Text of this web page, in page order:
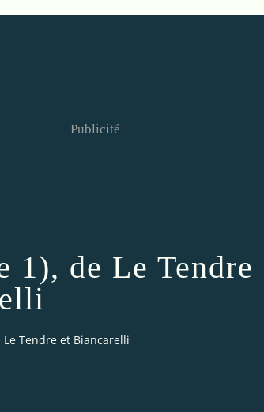
Publicité
1), de Le Tendre
Tendre et Biancarelli